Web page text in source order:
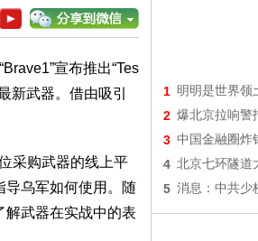
宣布推出“Tes
新武器。借由吸引
采购武器的线上平
导乌军如何使用。随
解武器在实战中的表
1 明明是世界领
2 爆北京拉响警
3 中国金融圈炸
4 北京七环隧道
5 消息：中共少